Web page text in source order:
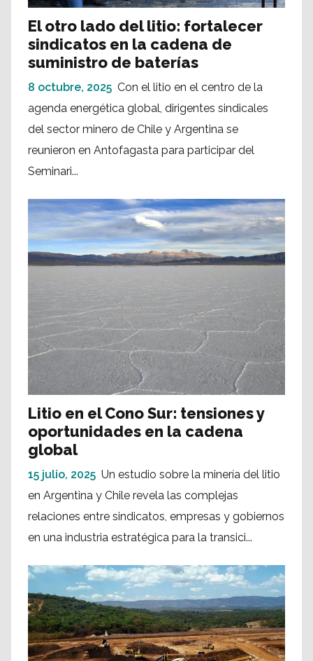
El otro lado del litio: fortalecer
sindicatos en la cadena de
suministro de baterías
8 octubre, 2025 Con el litio en el centro de la
agenda energética global, dirigentes sindicales
del sector minero de Chile y Argentina se
reunieron en Antofagasta para participar del
Seminari...
Litio en el Cono Sur: tensiones y
oportunidades en la cadena
global
15 julio, 2025 Un estudio sobre la minería del litio
en Argentina y Chile revela las complejas
relaciones entre sindicatos, empresas y gobiernos
en una industria estratégica para la transici...